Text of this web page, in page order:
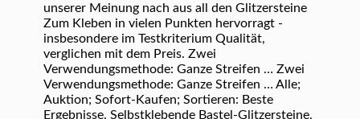
unserer Meinung nach aus all den Glitzersteine
Zum Kleben in vielen Punkten hervorragt -
insbesondere im Testkriterium Qualität,
verglichen mit dem Preis. Zwei
Verwendungsmethode: Ganze Streifen … Zwei
Verwendungsmethode: Ganze Streifen … Alle;
Auktion; Sofort-Kaufen; Sortieren: Beste
Ergebnisse. Selbstklebende Bastel-Glitzersteine,